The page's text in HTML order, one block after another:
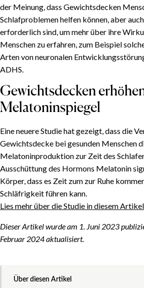
der Meinung, dass Gewichtsdecken
Schlafproblemen helfen können, aber
erforderlich sind, um mehr über ihre
Menschen zu erfahren, zum Beispiel
Arten von neuronalen
ADHS.
Gewichtsdecken
Melatoninspiegel
Eine neuere Studie hat gezeigt, dass die
Gewichtsdecke bei gesunden Menschen
Melatoninproduktion zur Zeit des
Ausschüttung des Hormons Melatonin
Körper, dass es Zeit zum zur Ruhe
Schläfrigkeit führen kann.
Lies mehr über die Studie in diesem
Dieser Artikel wurde am 1. Juni 2023
Februar 2024 aktualisiert.
Über diesen Artikel